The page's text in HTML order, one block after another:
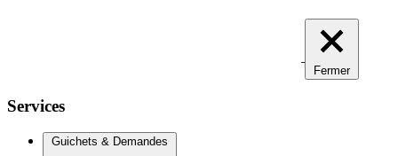
Fermer
Services
Guichets & Demandes